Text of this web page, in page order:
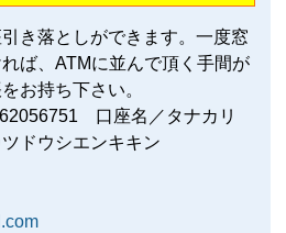
き落としができます。一度窓
ば、ATMに並んで頂く手間が
お持ち下さい。
口座名／タナカリ
ドウシエンキキン